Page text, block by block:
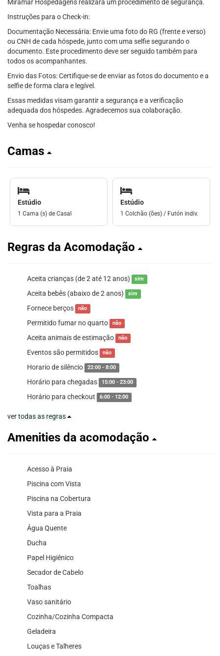
Miramar Hospedagens realizará um procedimento de segurança.
Instruções para o Check-in:
Documentação Necessária: Envie uma foto do RG (frente e verso)
ou CNH de cada hóspede, junto com uma selfie segurando o
documento. Este procedimento deve ser seguido também para
todos os acompanhantes.
Envio das Fotos: Certifique-se de enviar as fotos do documento e a
selfie de forma clara e legível.
Essas medidas visam garantir a segurança e a verificação
adequada dos hóspedes. Agradecemos sua colaboração.
Venha se hospedar conosco!
Camas
Estúdio
1 Cama (s) de Casal
Estúdio
1 Colchão (ões) / Futón indiv.
Regras da Acomodação
Aceita crianças (de 2 até 12 anos) sim
Aceita bebês (abaixo de 2 anos) sim
Fornece berços não
Permitido fumar no quarto não
Aceita animais de estimação não
Eventos são permitidos não
Horario de silêncio 22:00 - 8:00
Horário para chegadas 15:00 - 23:00
Horário para checkout 6:00 - 12:00
ver todas as regras
Amenities da acomodação
Acesso à Praia
Piscina com Vista
Piscina na Cobertura
Vista para a Praia
Água Quente
Ducha
Papel Higiênico
Secador de Cabelo
Toalhas
Vaso sanitário
Cozinha/Cozinha Compacta
Geladeira
Louças e Talheres